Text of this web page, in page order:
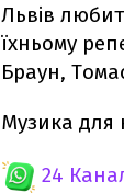
Львів
їхньому
Браун,
Музика для
24